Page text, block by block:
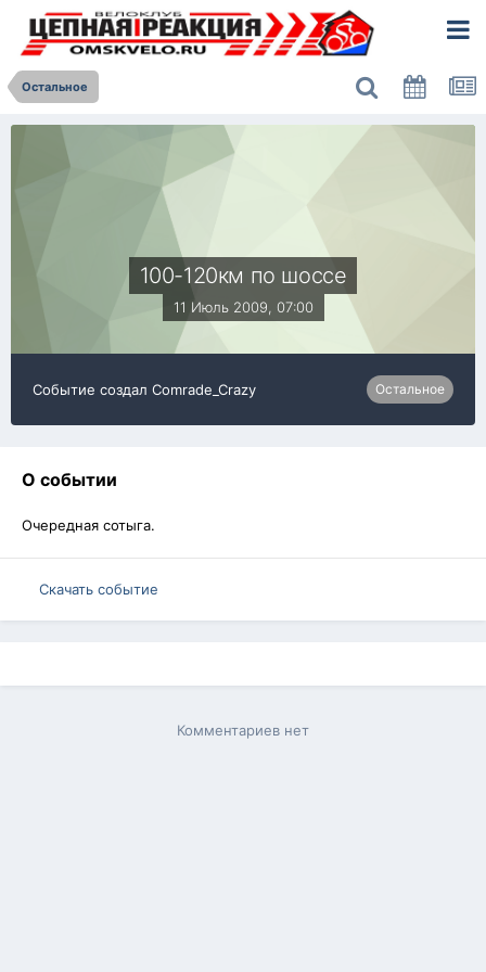
Остальное
100-120км по шоссе
11 Июль 2009, 07:00
Событие создал Comrade_Crazy Остальное
О событии
Очередная сотыга.
Скачать событие
Комментариев нет